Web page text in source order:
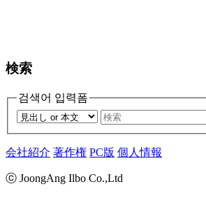
検索
검색어 입력폼
会社紹介 著作権 PC版 個人情報
ⓒ JoongAng Ilbo Co.,Ltd